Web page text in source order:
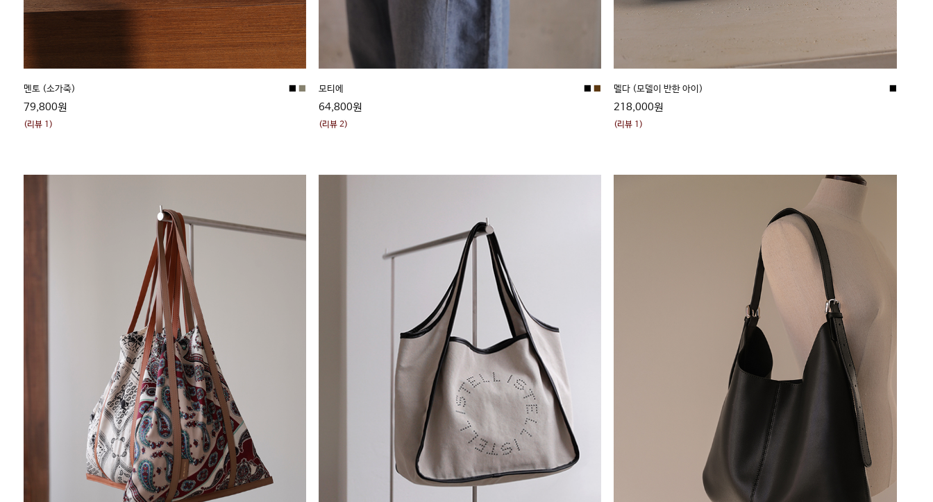
멘토 (소가죽)
79,800원
(리뷰 1)
모티에
64,800원
(리뷰 2)
멜다 (모델이 반한 아이)
218,000원
(리뷰 1)